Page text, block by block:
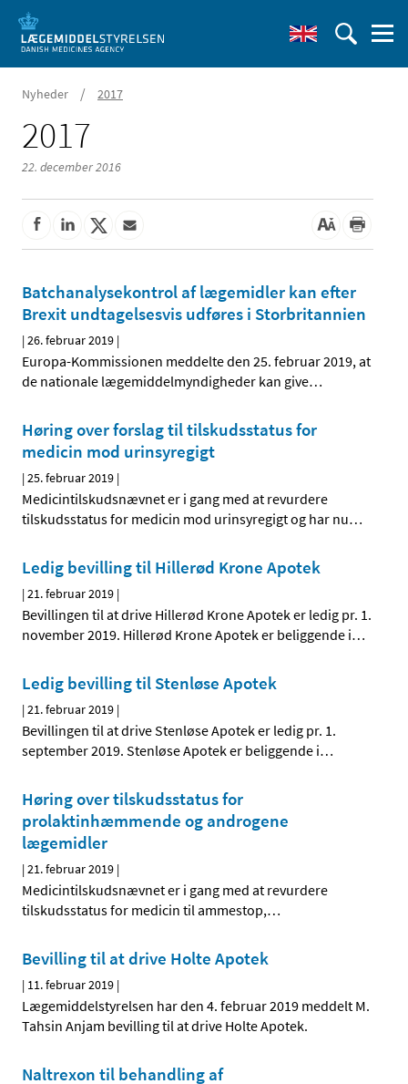
Nyheder / 2017
2017
22. december 2016
Batchanalysekontrol af lægemidler kan efter
Brexit undtagelsesvis udføres i Storbritannien
|26. februar 2019 |
Europa-Kommissionen meddelte den 25. februar 2019, at
de nationale lægemiddelmyndigheder kan give…
Høring over forslag til tilskudsstatus for
medicin mod urinsyregigt
|25. februar 2019 |
Medicintilskudsnævnet er i gang med at revurdere
tilskudsstatus for medicin mod urinsyregigt og har nu…
Ledig bevilling til Hillerød Krone Apotek
|21. februar 2019 |
Bevillingen til at drive Hillerød Krone Apotek er ledig pr. 1.
november 2019. Hillerød Krone Apotek er beliggende i…
Ledig bevilling til Stenløse Apotek
|21. februar 2019 |
Bevillingen til at drive Stenløse Apotek er ledig pr. 1.
september 2019. Stenløse Apotek er beliggende i…
Høring over tilskudsstatus for
prolaktinhæmmende og androgene
lægemidler
|21. februar 2019 |
Medicintilskudsnævnet er i gang med at revurdere
tilskudsstatus for medicin til ammestop,…
Bevilling til at drive Holte Apotek
| 11. februar 2019 |
Lægemiddelstyrelsen har den 4. februar 2019 meddelt M.
Tahsin Anjam bevilling til at drive Holte Apotek.
Naltrexon til behandling af